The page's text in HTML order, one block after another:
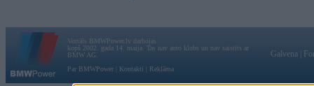
Vortāls BMWPower.lv darbojas
kopš 2002. gada 14. maija. Tas nav auto klubs un nav saistīts ar
BMW AG.
Par BMWPower
Kontakti Reklāma
Galvena